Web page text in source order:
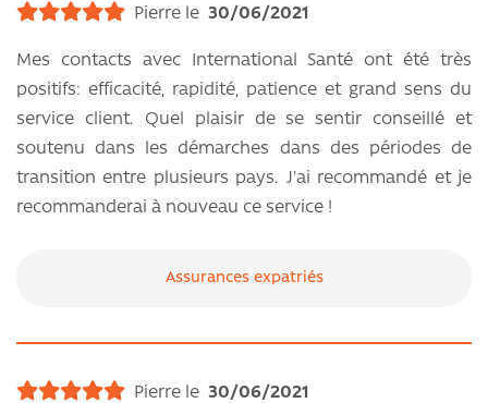
Pierre le 30/06/2021
Mes contacts avec International Santé ont été très
positifs: efficacité, rapidité, patience et grand sens du
service client. Quel plaisir de se sentir conseillé et
soutenu dans les démarches dans des périodes de
transition entre plusieurs pays. J'ai recommandé et je
recommanderai à nouveau ce service !
Assurances expatriés
Pierre le 30/06/2021